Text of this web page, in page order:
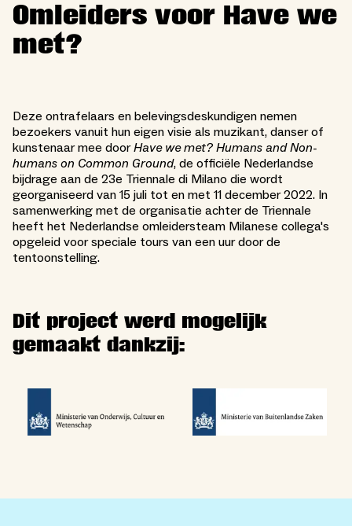
Omleiders voor Have we
met?
Deze ontrafelaars en belevingsdeskundigen nemen
bezoekers vanuit hun eigen visie als muzikant, danser of
kunstenaar mee doorHave we met? Humans and Non-
humans on Common Ground, de officiële Nederlandse
bijdrage aan de 23e Triennale di Milano die wordt
georganiseerd van 15 juli tot en met 11 december 2022. In
samenwerking met de organisatie achter de Triennale
heeft het Nederlandse omleidersteam Milanese collega's
opgeleid voor speciale tours van een uur door de
tentoonstelling.
Dit project werd mogelijk
gemaakt dankzij: